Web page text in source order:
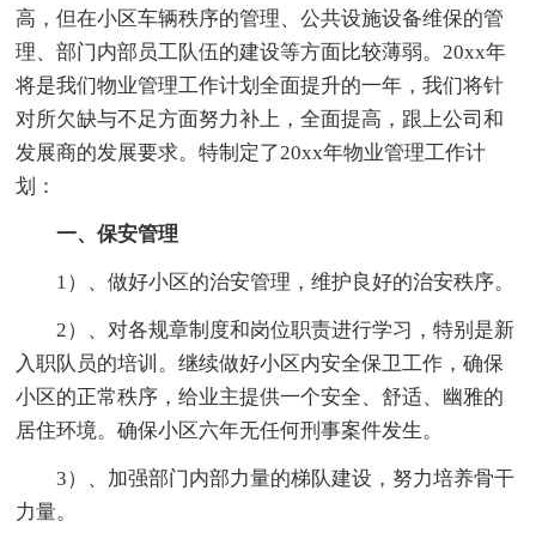
高，但在小区车辆秩序的管理、公共设施设备维保的管
理、部门内部员工队伍的建设等方面比较薄弱。20xx年
将是我们物业管理工作计划全面提升的一年，我们将针
对所欠缺与不足方面努力补上，全面提高，跟上公司和
发展商的发展要求。特制定了20xx年物业管理工作计
划：
一、保安管理
1）、做好小区的治安管理，维护良好的治安秩序。
2）、对各规章制度和岗位职责进行学习，特别是新
入职队员的培训。继续做好小区内安全保卫工作，确保
小区的正常秩序，给业主提供一个安全、舒适、幽雅的
居住环境。确保小区六年无任何刑事案件发生。
3）、加强部门内部力量的梯队建设，努力培养骨干
力量。